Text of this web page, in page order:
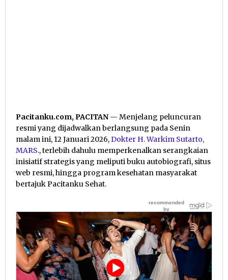
Pacitanku.com, PACITAN — Menjelang peluncuran
resmi yang dijadwalkan berlangsung pada Senin
malam ini, 12 Januari 2026,Dokter H. Warkim Sutarto,
MARS., terlebih dahulu memperkenalkan serangkaian
inisiatif strategis yang meliputi buku autobiografi, situs
web resmi, hingga program kesehatan masyarakat
bertajuk Pacitanku Sehat.